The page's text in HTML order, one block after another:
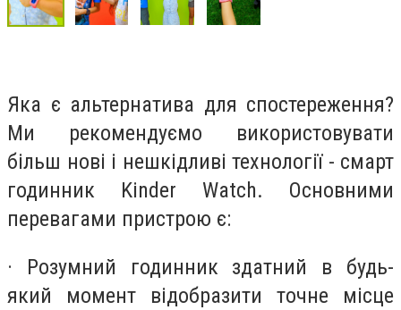
Яка є альтернатива для спостереження?
Ми рекомендуємо використовувати
більш нові і нешкідливі технології - смарт
годинник Kinder Watch. Основними
перевагами пристрою є:
· Розумний годинник здатний в будь-
який момент відобразити точне місце